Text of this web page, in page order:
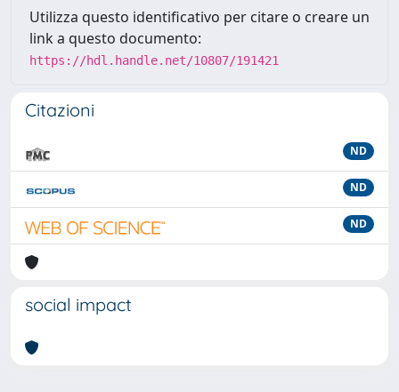
Utilizza questo identificativo per citare o creare un
link a questo documento:
https://hdl.handle.net/10807/191421
Citazioni
ND
ND
ND
social impact